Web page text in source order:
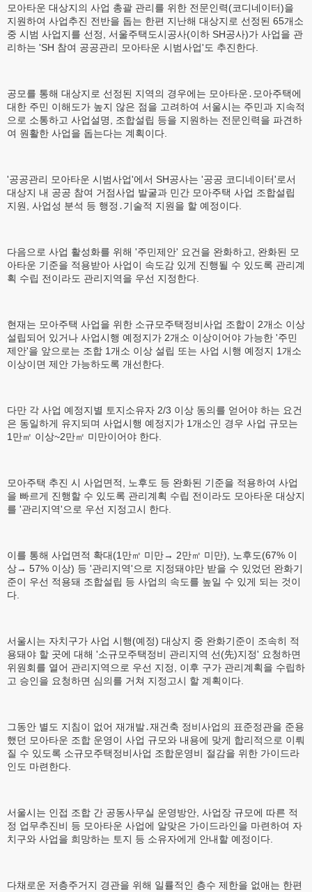
모아타운 대상지의 사업 총괄 관리를 위한 전문인력(코디네이터)을
지원하여 사업추진 전반을 돕는 한편 지난해 대상지로 선정된 65개소
중 시범 사업지를 선정, 서울주택도시공사(이하 SH공사)가 사업을 관
리하는 'SH 참여 공공관리 모아타운 시범사업'도 추진한다.
공모를 통해 대상지로 선정된 지역의 경우에는 모아타운․모아주택에
대한 주민 이해도가 높지 않은 점을 고려하여 서울시는 주민과 지속적
으로 소통하고 사업설명, 조합설립 등을 지원하는 전문인력을 파견하
여 원활한 사업을 돕는다는 계획이다.
'공공관리 모아타운 시범사업'에서 SH공사는 '공공 코디네이터'로서
대상지 내 공공 참여 거점사업 발굴과 민간 모아주택 사업 조합설립
지원, 사업성 분석 등 행정․기술적 지원을 할 예정이다.
다음으로 사업 활성화를 위해 '주민제안' 요건을 완화하고, 완화된 모
아타운 기준을 적용받아 사업이 속도감 있게 진행될 수 있도록 관리계
획 수립 전이라도 관리지역을 우선 지정한다.
현재는 모아주택 사업을 위한 소규모주택정비사업 조합이 2개소 이상
설립되어 있거나 사업시행 예정지가 2개소 이상이어야 가능한 '주민
제안'을 앞으로는 조합 1개소 이상 설립 또는 사업 시행 예정지 1개소
이상이면 제안 가능하도록 개선한다.
다만 각 사업 예정지별 토지소유자 2/3 이상 동의를 얻어야 하는 요건
은 동일하게 유지되며 사업시행 예정지가 1개소인 경우 사업 규모는
1만㎡ 이상~2만㎡ 미만이어야 한다.
모아주택 추진 시 사업면적, 노후도 등 완화된 기준을 적용하여 사업
을 빠르게 진행할 수 있도록 관리계획 수립 전이라도 모아타운 대상지
를 '관리지역'으로 우선 지정고시 한다.
이를 통해 사업면적 확대(1만㎡ 미만→ 2만㎡ 미만), 노후도(67% 이
상→ 57% 이상) 등 '관리지역'으로 지정돼야만 받을 수 있었던 완화기
준이 우선 적용돼 조합설립 등 사업의 속도를 높일 수 있게 되는 것이
다.
서울시는 자치구가 사업 시행(예정) 대상지 중 완화기준이 조속히 적
용돼야 할 곳에 대해 '소규모주택정비 관리지역 선(先)지정' 요청하면
위원회를 열어 관리지역으로 우선 지정, 이후 구가 관리계획을 수립하
고 승인을 요청하면 심의를 거쳐 지정고시 할 계획이다.
그동안 별도 지침이 없어 재개발․재건축 정비사업의 표준정관을 준용
했던 모아타운 조합 운영이 사업 규모와 내용에 맞게 합리적으로 이뤄
질 수 있도록 소규모주택정비사업 조합운영비 절감을 위한 가이드라
인도 마련한다.
서울시는 인접 조합 간 공동사무실 운영방안, 사업장 규모에 따른 적
정 업무추진비 등 모아타운 사업에 알맞은 가이드라인을 마련하여 자
치구와 사업을 희망하는 토지 등 소유자에게 안내할 예정이다.
다채로운 저층주거지 경관을 위해 일률적인 층수 제한을 없애는 한편